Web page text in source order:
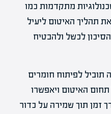
מתקדמות כמו
תהליך האיטום ליעיל
לכשל ולהבטיח
תוביל לפיתוח חומרים
האיטום ויאפשרו
זמן תוך שמירה על כדור